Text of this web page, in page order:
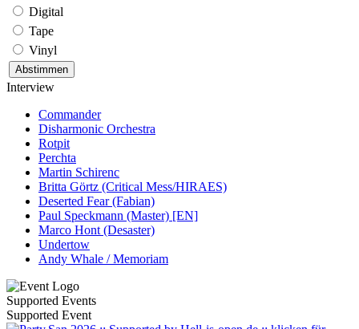
Digital
Tape
Vinyl
Interview
Commander
Disharmonic Orchestra
Rotpit
Perchta
Martin Schirenc
Britta Görtz (Critical Mess/HIRAES)
Deserted Fear (Fabian)
Paul Speckmann (Master) [EN]
Marco Hont (Desaster)
Undertow
Andy Whale / Memoriam
Supported Events
Supported Event